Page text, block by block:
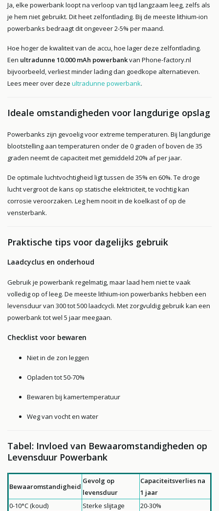
Ja, elke powerbank loopt na verloop van tijd langzaam leeg, zelfs als
je hem niet gebruikt. Dit heet zelfontlading. Bij de meeste lithium-ion
powerbanks bedraagt dit ongeveer 2-5% per maand.
Hoe hoger de kwaliteit van de accu, hoe lager deze zelfontlading.
Een ultradunne 10.000 mAh powerbankvan Phone-factory.nl
bijvoorbeeld, verliest minder lading dan goedkope alternatieven.
Lees meer over deze ultradunne powerbank.
Ideale omstandigheden voor langdurige opslag
Powerbanks zijn gevoelig voor extreme temperaturen. Bij langdurige
blootstelling aan temperaturen onder de 0 graden of boven de 35
graden neemt de capaciteit met gemiddeld 20% af per jaar.
De optimale luchtvochtigheid ligt tussen de 35% en 60%. Te droge
lucht vergroot de kans op statische elektriciteit, te vochtig kan
corrosie veroorzaken. Leg hem nooit in de koelkast of op de
vensterbank.
Praktische tips voor dagelijks gebruik
Laadcyclus en onderhoud
Gebruik je powerbank regelmatig, maar laad hem niet te vaak
volledig op of leeg. De meeste lithium-ion powerbanks hebben een
levensduur van 300 tot 500 laadcycli. Met zorgvuldig gebruik kan een
powerbank tot wel 5 jaar meegaan.
Checklist voor bewaren
Niet in de zon leggen
Opladen tot 50-70%
Bewaren bij kamertemperatuur
Weg van vocht en water
Tabel: Invloed van Bewaaromstandigheden op
Levensduur Powerbank
Bewaaromstandigheid
Gevolg op
levensduur
Capaciteitsverlies na
1 jaar
0-10°C (koud)
Sterke slijtage 20-30%